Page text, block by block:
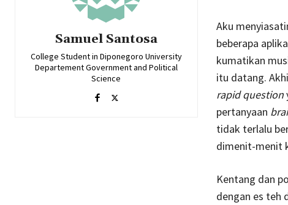
Samuel Santosa
College Student in Diponegoro University
Departement Government and Political
Science
Aku
beberapa
kumatikan
itu datang.
rapid question
pertanyaan
tidak terlalu
dimenit-menit
Kentang dan
dengan es teh